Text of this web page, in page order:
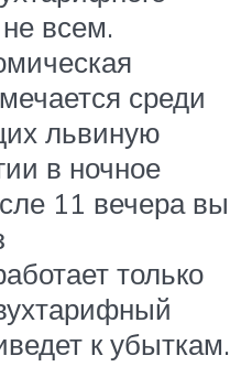
всем.
среди
львиную
в ночное
11 вечера вы
только
к убыткам.